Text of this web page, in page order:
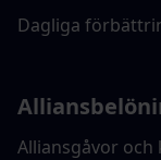
Dagliga
Alliansgåvor